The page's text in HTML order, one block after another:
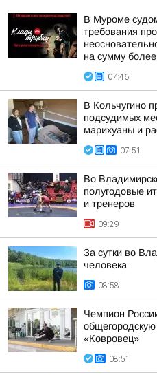
В Муроме
требования
на сумму
07:46
В Кольчугино
подсудимых
марихуаны и
07:51
Во
полугодовые
и тренеров
09:29
За сутки во
человека
08:58
Чемпион
«Ковровец»
08:51